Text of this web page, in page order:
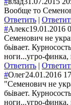
Вообще то
Ответить |
#Алекс19.01.2016
Семенович не
бьівает.
ноги...угро-финка,
Ответить |
#Олег24.01.2016
"Семенович не
бьівает.
ноги...угро-финка,